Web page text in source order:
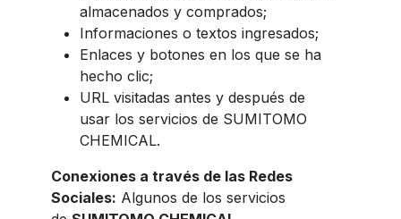
almacenados y comprados;
Informaciones o textos ingresados;
Enlaces y botones en los que se ha
hecho clic;
URL visitadas antes y después de
usar los servicios de SUMITOMO
CHEMICAL.
Conexiones a través de las Redes
Sociales: Algunos de los servicios